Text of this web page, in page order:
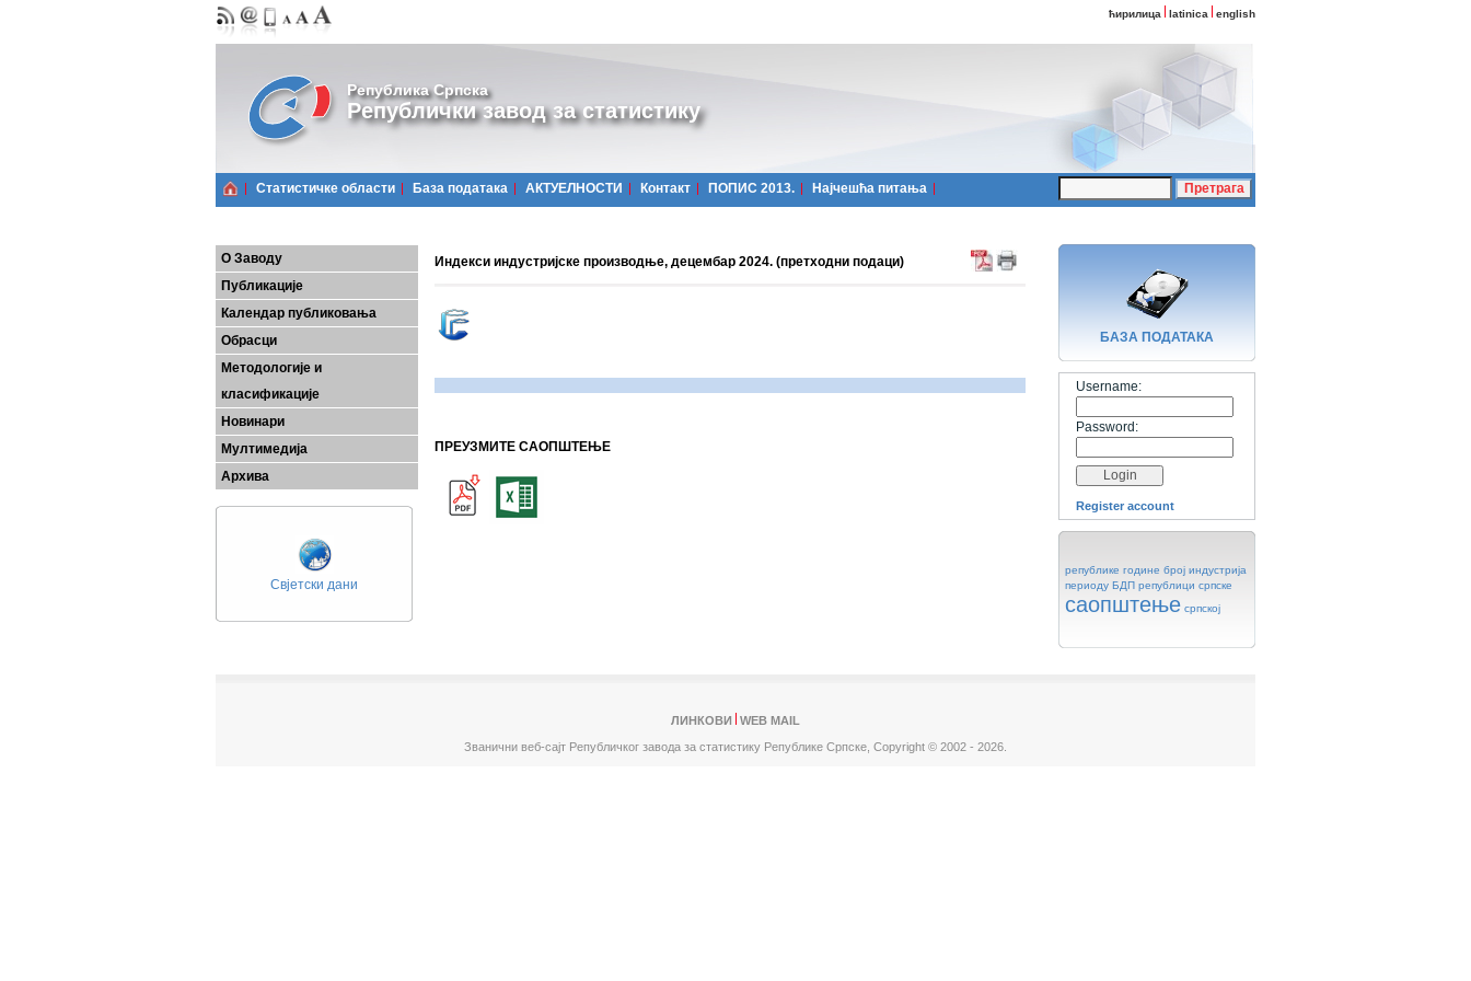
ћирилица latinica english
Република Српска
Републички завод за статистику
Статистичке области Базa података АКТУЕЛНОСТИ Контакт ПОПИС 2013. Најчешћa питања
О Заводу
Публикације
Календар публиковања
Обрасци
Методологије и
класификације
Новинари
Мултимедија
Архива
Свјетски дани
Индекси индустријске производње, децембар 2024. (претходни подаци)
ПРЕУЗМИТЕ САОПШТЕЊЕ
БАЗA ПОДАТАКА
Username:
Password:
Register account
републике године број индустрија
периоду БДП републици српске
саопштење српској
ЛИНКОВИ
WEB MAIL
Званични веб-сајт Републичког завода за статистику Републике Српске, Copyright © 2002 - 2026.